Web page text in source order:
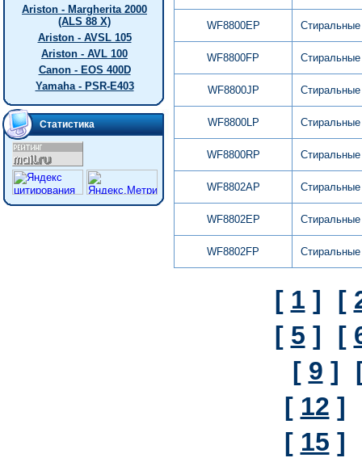
Ariston - Margherita 2000
(ALS 88 X)
Ariston - AVSL 105
Ariston - AVL 100
Canon - EOS 400D
Yamaha - PSR-E403
Статистика
WF8800EP
WF8800FP
WF8800JP
WF8800LP
WF8800RP
WF8802AP
WF8802EP
WF8802FP
[ 1 ] [
[ 5 ] [
[ 9 ]
[ 12 ]
[ 15 ]